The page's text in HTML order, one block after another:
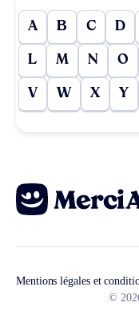
A B C D
L M N O
V W X Y
Mentions légales et
©